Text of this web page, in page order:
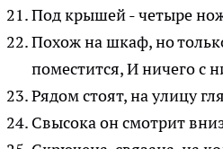
Под крышей - четыре
Похож на шкаф, но
поместится, И ничего с
Рядом стоят, на улицу
Свысока он смотрит